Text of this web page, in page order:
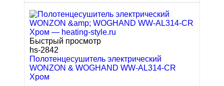
Быстрый просмотр
hs-2842
Полотенцесушитель электрический
WONZON & WOGHAND WW-AL314-CR
Хром